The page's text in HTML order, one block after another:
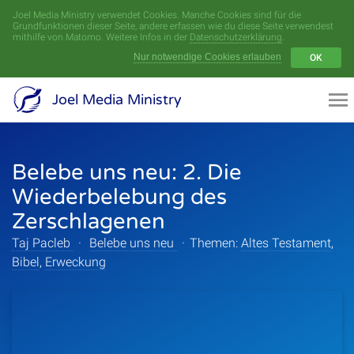
Joel Media Ministry verwendet Cookies. Manche Cookies sind für die
Grundfunktionen dieser Seite, andere erfassen wie du diese Seite verwendest
mithilfe von Matomo. Weitere Infos in der Datenschutzerklärung.
Nur notwendige Cookies erlauben
OK
Joel Media Ministry
Belebe uns neu: 2. Die
Wiederbelebung des
Zerschlagenen
Taj Pacleb · Belebe uns neu · Themen: Altes Testament,
Bibel, Erweckung
Menü
Videoarchiv
Serien
Sprecher
Themen